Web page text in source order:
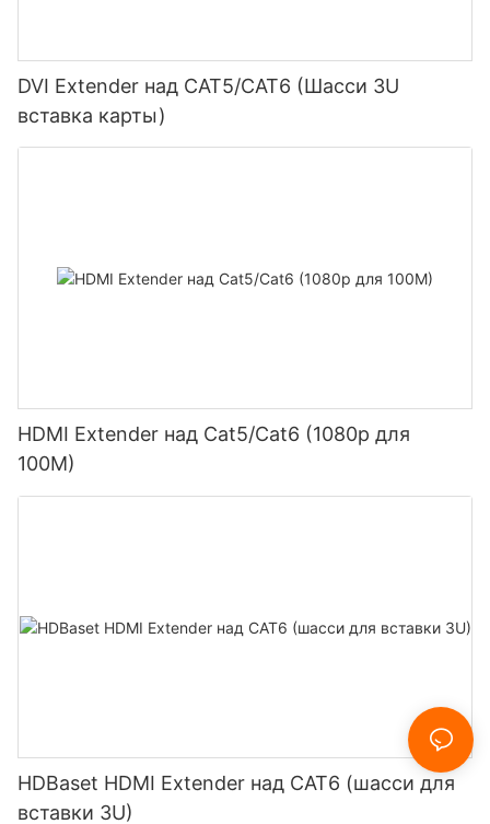
DVI Extender над CAT5/CAT6 (Шасси 3U
вставка карты)
HDMI Extender над Cat5/Cat6 (1080p для
100M)
HDBaset HDMI Extender над CAT6 (шасси для
вставки 3U)